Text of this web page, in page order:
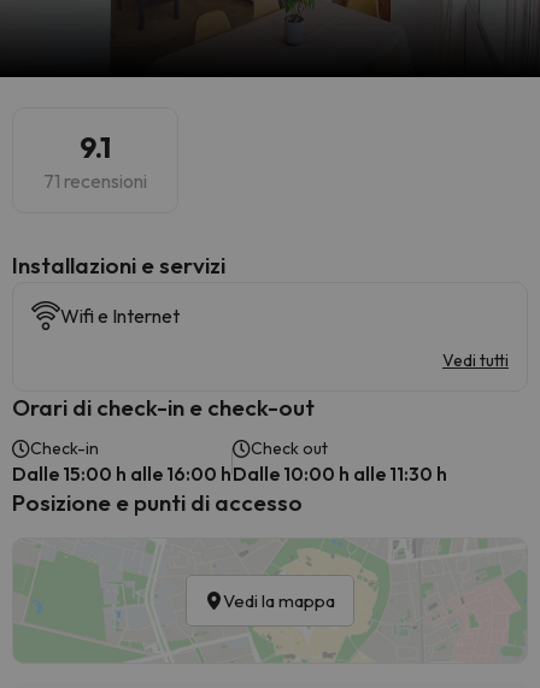
9.1
71 recensioni
Installazioni e servizi
Wifi e Internet
Vedi tutti
Orari di check-in e check-out
Check-in
Dalle 15:00 h alle 16:00 h
Check out
Dalle 10:00 h alle 11:30 h
Posizione e punti di accesso
Vedi la mappa